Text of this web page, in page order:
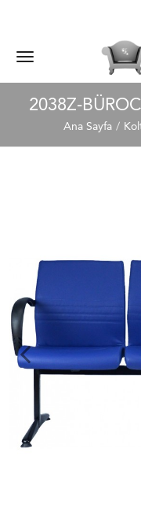
2038Z-
Ana Sayfa